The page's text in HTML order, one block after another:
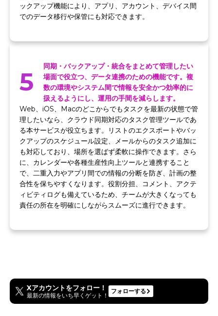
ックアップ機能により、アプリ、アカウント、デバイス間
でのデータ移行や保管にも対応できます。
5
同期・バックアップ・統合をまとめて管理したい
場面で役立つ、データ連携のための機能です。複
数の環境やシステム間で情報を安全かつ効率的に
扱えるようにし、運用の手間を減らします。
Web、iOS、Macのどこからでもタスクを最新の状態で管
理したいなら、クラウド同期対応のタスク管理ツールであ
る本サービスが役立ちます。リストのエクスポートやバッ
クアップのスケジュール設定、メールからのタスク追加に
も対応しており、場所を選ばず柔軟に操作できます。さら
に、カレンダーや各種生産性向上ツールと連携すること
で、二重入力やアプリ間での情報の分断を防ぎ、計画の整
合性を保ちやすくなります。役割分担、コメント、アクテ
ィビティログも備えているため、チームが大きくなっても
責任の所在を明確にしながらスムーズに進行できます。
Xアカウントをフォロー！
最新の情報をいち早くゲット！
フォローする